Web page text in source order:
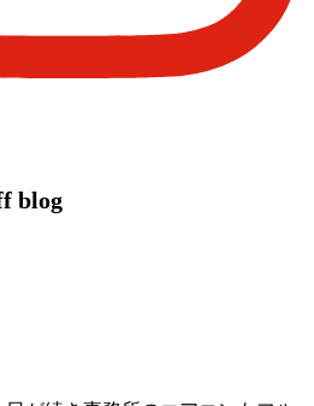
blog